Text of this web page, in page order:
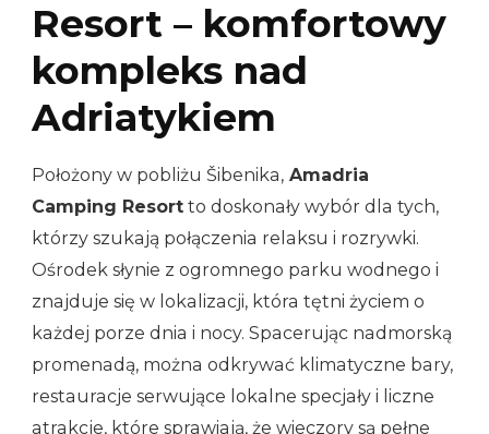
Resort – komfortowy
kompleks nad
Adriatykiem
Położony w pobliżu Šibenika, Amadria
Camping Resort to doskonały wybór dla tych,
którzy szukają połączenia relaksu i rozrywki.
Ośrodek słynie z ogromnego parku wodnego i
znajduje się w lokalizacji, która tętni życiem o
każdej porze dnia i nocy. Spacerując nadmorską
promenadą, można odkrywać klimatyczne bary,
restauracje serwujące lokalne specjały i liczne
atrakcje, które sprawiają, że wieczory są pełne